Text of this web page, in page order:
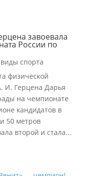
завоевала
России по
спорта
физической
И. Герцена Дарья
на чемпионате
кандидатов в
50 метров
второй и стала...